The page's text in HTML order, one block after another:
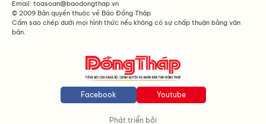
Email: toasoan@baodongthap.vn
© 2009 Bản quyền thuộc về Báo Đồng Tháp
Cấm sao chép dưới mọi hình thức nếu không có sự chấp thuận bằng văn
bản.
Facebook Youtube
Phát triển bởi